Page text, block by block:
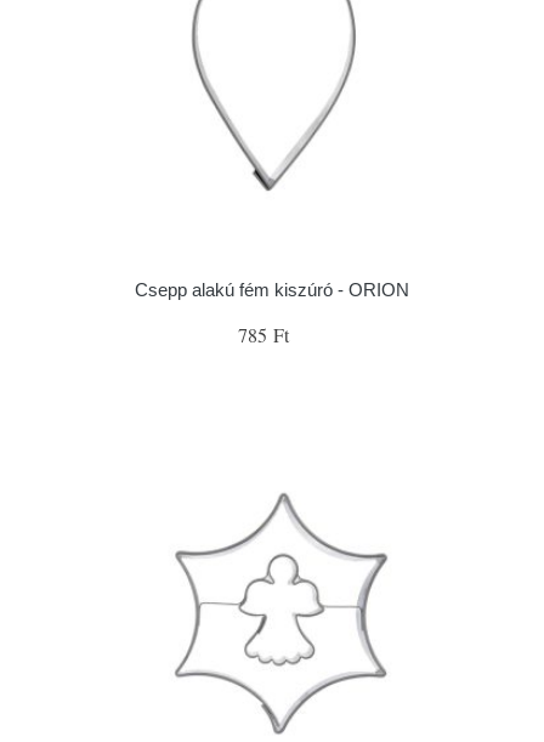
Csepp alakú fém kiszúró - ORION
785 Ft